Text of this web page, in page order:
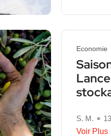
Economie
S. M.
Voir Plus